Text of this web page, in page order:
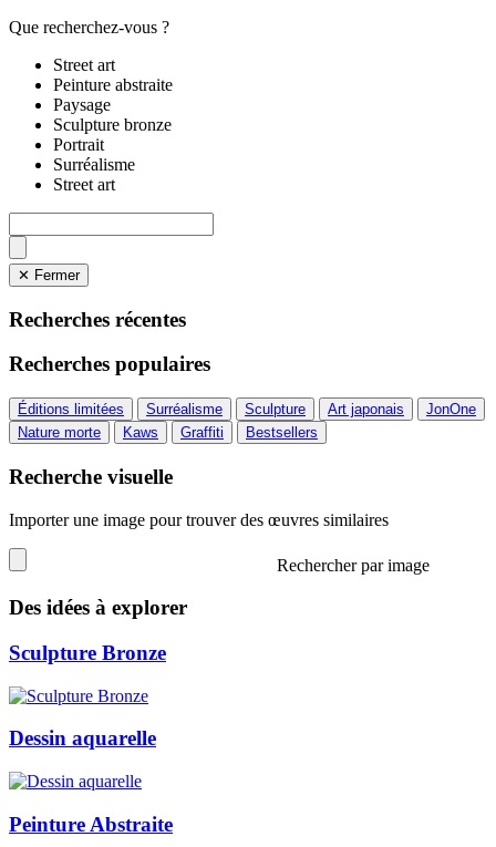
Que recherchez-vous ?
Street art
Peinture abstraite
Paysage
Sculpture bronze
Portrait
Surréalisme
Street art
✕ Fermer
Recherches récentes
Recherches populaires
Éditions limitées Surréalisme Sculpture Art japonais
JonOne
Nature morte
Kaws Graffiti Bestsellers
Recherche visuelle
Importer une image pour trouver des œuvres similaires
Rechercher par image
Des idées à explorer
Sculpture Bronze
Dessin aquarelle
Peinture Abstraite